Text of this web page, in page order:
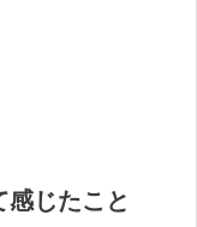
感じたこと